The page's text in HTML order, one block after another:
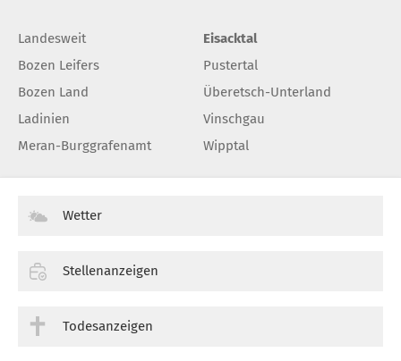
Landesweit
Bozen Leifers
Bozen Land
Ladinien
Meran-Burggrafenamt
Eisacktal
Pustertal
Überetsch-Unterland
Vinschgau
Wipptal
Wetter
Stellenanzeigen
Todesanzeigen